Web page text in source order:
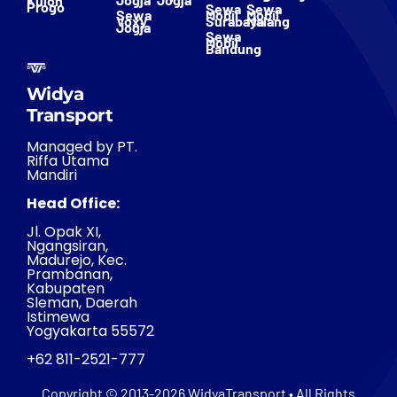
Widya
Transport
Managed by PT.
Riffa Utama
Mandiri
Head Office:
Jl. Opak XI,
Ngangsiran,
Madurejo, Kec.
Prambanan,
Kabupaten
Sleman, Daerah
Istimewa
Yogyakarta 55572
+62 811-2521-777
Progo
Sewa
Voxy
Jogja
Sewa
Mobil
Surabaya
Sewa
Mobil
Malang
Sewa
Mobil
Bandung
Copyright © 2013-2026 WidyaTransport • All Rights